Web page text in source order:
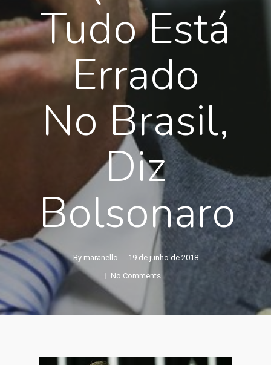
Tudo Está
Errado
No Brasil,
Diz
Bolsonaro
By maranello
19 de junho de 2018
No Comments